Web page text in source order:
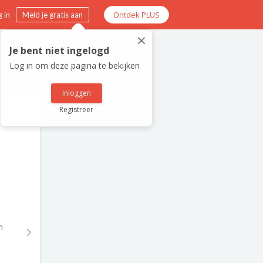
in Meld je gratis aan Ontdek PLUS
×
Je bent niet ingelogd
Log in om deze pagina te bekijken
Inloggen
Registreer